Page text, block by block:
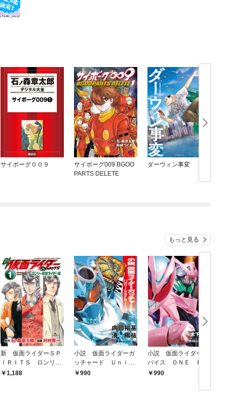
サイボーグ００９
サイボーグ009 BGOO
PARTS DELETE
ダーウィン事変
もっと見る
新 仮面ライダーＳＰ
ＩＲＩＴＳ ロンリー
仮面ライダー編 特装
1,188
小説 仮面ライダーガ
ッチャード Ｕｎｉｖ
ｅｒｓｉｔｙ
990
小説 仮面ライダーリ
バイス ＯＮＥ ＰＯ
ＳＳＩＢＩＬＩＴＹ
990